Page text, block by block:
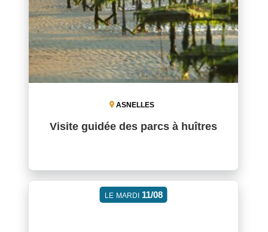
ASNELLES
Visite guidée des parcs à huîtres
LE MARDI 11/08